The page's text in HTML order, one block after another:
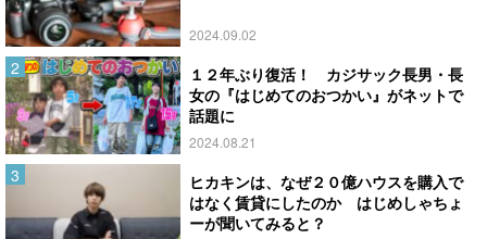
2024.09.02
１２年ぶり復活！ カジサック長男・長
女の『はじめてのおつかい』がネットで
話題に
2024.08.21
ヒカキンは、なぜ２０億ハウスを購入で
はなく賃貸にしたのか はじめしゃちょ
ーが聞いてみると？